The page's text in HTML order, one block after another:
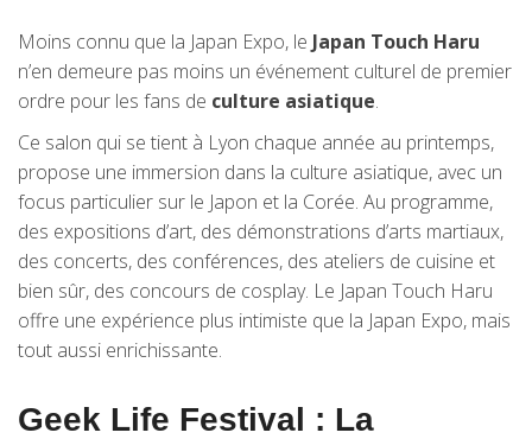
Moins connu que la Japan Expo, le Japan Touch Haru
n’en demeure pas moins un événement culturel de premier
ordre pour les fans de culture asiatique.
Ce salon qui se tient à Lyon chaque année au printemps,
propose une immersion dans la culture asiatique, avec un
focus particulier sur le Japon et la Corée. Au programme,
des expositions d’art, des démonstrations d’arts martiaux,
des concerts, des conférences, des ateliers de cuisine et
bien sûr, des concours de cosplay. Le Japan Touch Haru
offre une expérience plus intimiste que la Japan Expo, mais
tout aussi enrichissante.
Geek Life Festival : La